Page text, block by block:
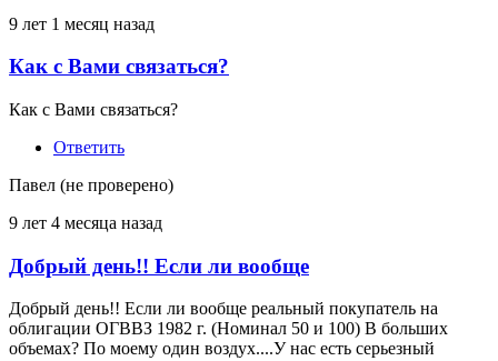
от
(не
проверено)
9 лет 1 месяц назад
Ответ
на
Продам
облигации
ОГВВЗ
1982
от
(не
проверено)
Как с Вами связаться?
Как с Вами связаться?
Ответить
Павел (не проверено)
9 лет 4 месяца назад
Добрый день!! Если ли вообще
Добрый день!! Если ли вообще реальный покупатель на
облигации ОГВВЗ 1982 г. (Номинал 50 и 100) В больших
объемах? По моему один воздух....У нас есть серьезный